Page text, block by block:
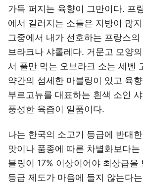
가득 퍼지는 육향이 그만이다. 프
에서 길러지는 소들은 지방이 많
그중에서 내가 선호하는 프랑스의
브라크나 샤롤레다. 거문고 모양
서 풀만 먹는 오브라크 소는 세벤
약간의 섬세한 마블링이 있고 육
부르고뉴를 대표하는 흰색 소인
풍성한 육즙이 일품이다.
나는 한국의 소고기 등급에 반대
맛이나 품종에 따른 차별화보다
블링이 17% 이상이어야 최상급을
등급 제도가 마음에 들지 않는다